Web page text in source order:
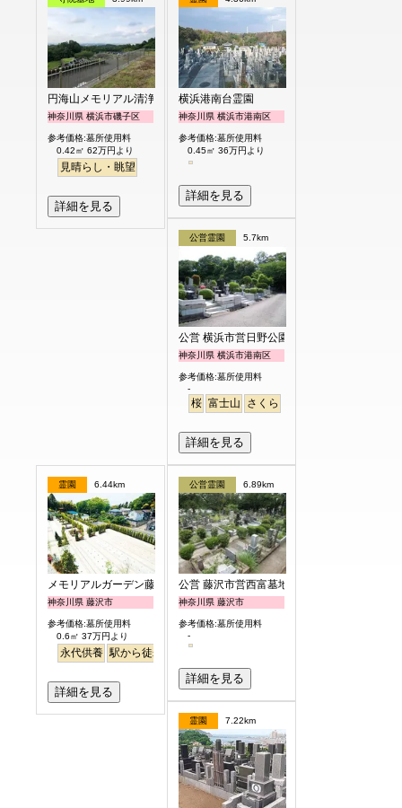
円海山メモリアル清浄園
神奈川県 横浜市磯子区
参考価格:墓所使用料
0.42㎡ 62万円より
見晴らし・眺望
詳細を見る
横浜港南台霊園
神奈川県 横浜市港南区
参考価格:墓所使用料
0.45㎡ 36万円より
詳細を見る
公営霊園 5.7km
公営 横浜市営日野公園墓地
神奈川県 横浜市港南区
参考価格:墓所使用料
-
桜 富士山 さくら
詳細を見る
霊園 6.44km
メモリアルガーデン藤沢第2霊園
神奈川県 藤沢市
参考価格:墓所使用料
0.6㎡ 37万円より
永代供養 駅から徒歩
詳細を見る
公営霊園 6.89km
公営 藤沢市営西富墓地
神奈川県 藤沢市
参考価格:墓所使用料
-
詳細を見る
霊園 7.22km